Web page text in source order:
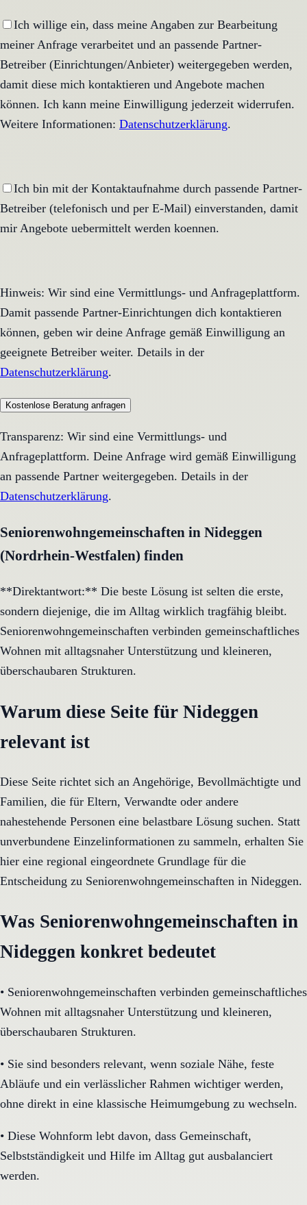
Ich willige ein, dass meine Angaben zur Bearbeitung
meiner Anfrage verarbeitet und an passende Partner-
Betreiber (Einrichtungen/Anbieter) weitergegeben werden,
damit diese mich kontaktieren und Angebote machen
können. Ich kann meine Einwilligung jederzeit widerrufen.
Weitere Informationen: Datenschutzerklärung.
Ich bin mit der Kontaktaufnahme durch passende Partner-
Betreiber (telefonisch und per E-Mail) einverstanden, damit
mir Angebote uebermittelt werden koennen.
Hinweis: Wir sind eine Vermittlungs- und Anfrageplattform.
Damit passende Partner-Einrichtungen dich kontaktieren
können, geben wir deine Anfrage gemäß Einwilligung an
geeignete Betreiber weiter. Details in der
Datenschutzerklärung.
Kostenlose Beratung anfragen
Transparenz: Wir sind eine Vermittlungs- und
Anfrageplattform. Deine Anfrage wird gemäß Einwilligung
an passende Partner weitergegeben. Details in der
Datenschutzerklärung.
Seniorenwohngemeinschaften in Nideggen
(Nordrhein-Westfalen) finden
**Direktantwort:** Die beste Lösung ist selten die erste,
sondern diejenige, die im Alltag wirklich tragfähig bleibt.
Seniorenwohngemeinschaften verbinden gemeinschaftliches
Wohnen mit alltagsnaher Unterstützung und kleineren,
überschaubaren Strukturen.
Warum diese Seite für Nideggen
relevant ist
Diese Seite richtet sich an Angehörige, Bevollmächtigte und
Familien, die für Eltern, Verwandte oder andere
nahestehende Personen eine belastbare Lösung suchen. Statt
unverbundene Einzelinformationen zu sammeln, erhalten Sie
hier eine regional eingeordnete Grundlage für die
Entscheidung zu Seniorenwohngemeinschaften in Nideggen.
Was Seniorenwohngemeinschaften in
Nideggen konkret bedeutet
• Seniorenwohngemeinschaften verbinden gemeinschaftliches
Wohnen mit alltagsnaher Unterstützung und kleineren,
überschaubaren Strukturen.
• Sie sind besonders relevant, wenn soziale Nähe, feste
Abläufe und ein verlässlicher Rahmen wichtiger werden,
ohne direkt in eine klassische Heimumgebung zu wechseln.
• Diese Wohnform lebt davon, dass Gemeinschaft,
Selbstständigkeit und Hilfe im Alltag gut ausbalanciert
werden.